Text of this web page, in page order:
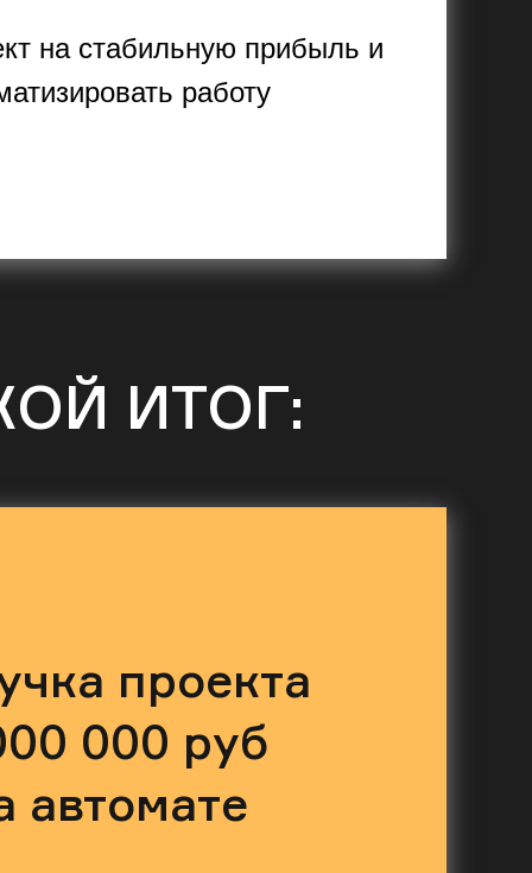
на стабильную прибыль и
работу
ИТОГ:
проекта
000 руб
автомате